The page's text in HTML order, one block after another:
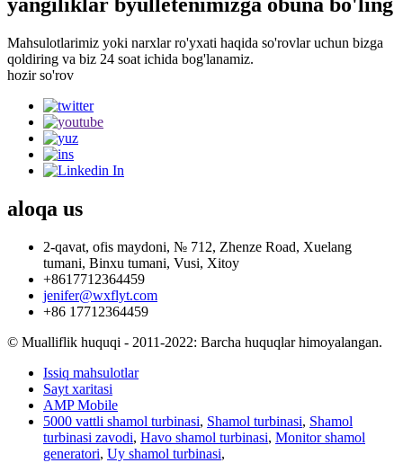
yangiliklar byulletenimizga obuna bo'ling
Mahsulotlarimiz yoki narxlar ro'yxati haqida so'rovlar uchun bizga
qoldiring va biz 24 soat ichida bog'lanamiz.
hozir so'rov
aloqa us
2-qavat, ofis maydoni, № 712, Zhenze Road, Xuelang
tumani, Binxu tumani, Vusi, Xitoy
+8617712364459
jenifer@wxflyt.com
+86 17712364459
© Mualliflik huquqi - 2011-2022: Barcha huquqlar himoyalangan.
Issiq mahsulotlar
Sayt xaritasi
AMP Mobile
5000 vattli shamol turbinasi, Shamol turbinasi, Shamol
turbinasi zavodi, Havo shamol turbinasi, Monitor shamol
generatori, Uy shamol turbinasi,